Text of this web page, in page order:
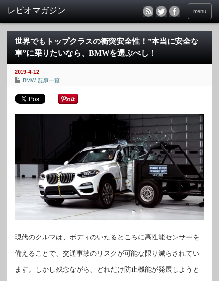
menu
世界でもトップクラスの衝突安全性！”本当に安全な
車”に乗りたいなら、BMWを選ぶべし！
2019-4-12
BMW, 記事一覧
現代のクルマは、ボディのいたるところに高性能センサーを
備えることで、交通事故のリスクが可能な限り減らされてい
ます。しかし残念ながら、どれだけ防止機能が発展しようと